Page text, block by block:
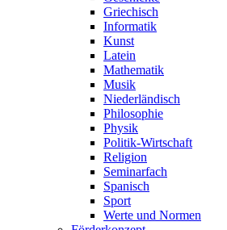
Griechisch
Informatik
Kunst
Latein
Mathematik
Musik
Niederländisch
Philosophie
Physik
Politik-Wirtschaft
Religion
Seminarfach
Spanisch
Sport
Werte und Normen